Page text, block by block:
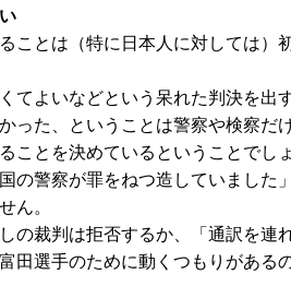
ことは（特に日本人に対しては）
てよいなどという呆れた判決を出
った、ということは警察や検察だ
ことを決めているということでし
の警察が罪をねつ造していました
ん。
の裁判は拒否するか、「通訳を連
田選手のために動くつもりがある